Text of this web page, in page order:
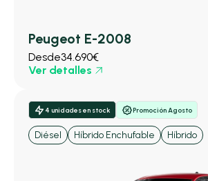
Peugeot E-2008
Desde34.690€
Ver detalles
4 unidades en stock Promoción Agosto
Diésel Híbrido Enchufable Híbrido